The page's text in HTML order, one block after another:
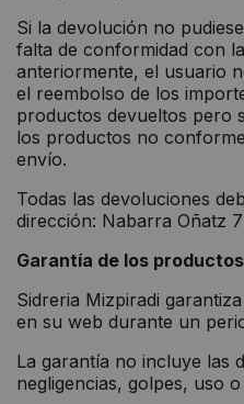
Si la devolución no
falta de conformidad con
anteriormente, el usuario
el reembolso de los
productos devueltos pero
los productos no
envío.
Todas las devoluciones
dirección: Nabarra Oñatz
Garantía de los productos
Sidreria Mizpiradi
en su web durante un
La garantía no incluye las
negligencias, golpes, uso